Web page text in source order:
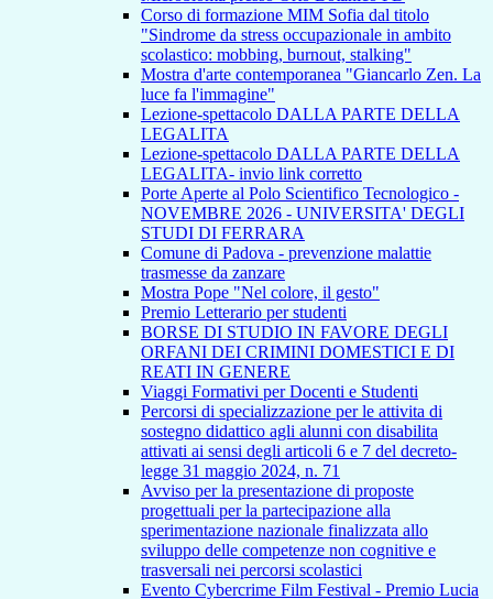
Corso di formazione MIM Sofia dal titolo
"Sindrome da stress occupazionale in ambito
scolastico: mobbing, burnout, stalking"
Mostra d'arte contemporanea "Giancarlo Zen. La
luce fa l'immagine"
Lezione-spettacolo DALLA PARTE DELLA
LEGALITA
Lezione-spettacolo DALLA PARTE DELLA
LEGALITA- invio link corretto
Porte Aperte al Polo Scientifico Tecnologico -
NOVEMBRE 2026 - UNIVERSITA' DEGLI
STUDI DI FERRARA
Comune di Padova - prevenzione malattie
trasmesse da zanzare
Mostra Pope "Nel colore, il gesto"
Premio Letterario per studenti
BORSE DI STUDIO IN FAVORE DEGLI
ORFANI DEI CRIMINI DOMESTICI E DI
REATI IN GENERE
Viaggi Formativi per Docenti e Studenti
Percorsi di specializzazione per le attivita di
sostegno didattico agli alunni con disabilita
attivati ai sensi degli articoli 6 e 7 del decreto-
legge 31 maggio 2024, n. 71
Avviso per la presentazione di proposte
progettuali per la partecipazione alla
sperimentazione nazionale finalizzata allo
sviluppo delle competenze non cognitive e
trasversali nei percorsi scolastici
Evento Cybercrime Film Festival - Premio Lucia